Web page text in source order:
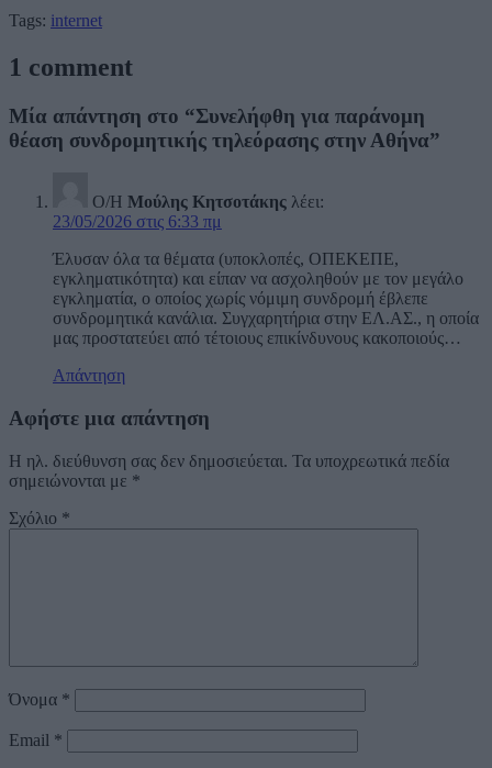
Tags: internet
1 comment
Μία απάντηση στο “Συνελήφθη για παράνομη
θέαση συνδρομητικής τηλεόρασης στην Αθήνα”
Ο/Η Μούλης Κητσοτάκης λέει:
23/05/2026 στις 6:33 πμ
Έλυσαν όλα τα θέματα (υποκλοπές, ΟΠΕΚΕΠΕ,
εγκληματικότητα) και είπαν να ασχοληθούν με τον μεγάλο
εγκληματία, ο οποίος χωρίς νόμιμη συνδρομή έβλεπε
συνδρομητικά κανάλια. Συγχαρητήρια στην ΕΛ.ΑΣ., η οποία
μας προστατεύει από τέτοιους επικίνδυνους κακοποιούς…
Απάντηση
Αφήστε μια απάντηση
Η ηλ. διεύθυνση σας δεν δημοσιεύεται. Τα υποχρεωτικά πεδία
σημειώνονται με *
Σχόλιο *
Όνομα *
Email *